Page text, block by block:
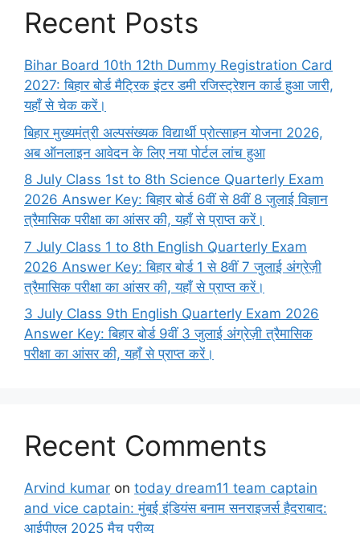
Recent Posts
Bihar Board 10th 12th Dummy Registration Card
2027: बिहार बोर्ड मैट्रिक इंटर डमी रजिस्ट्रेशन कार्ड हुआ जारी,
यहाँ से चेक करें।
बिहार मुख्यमंत्री अल्पसंख्यक विद्यार्थी प्रोत्साहन योजना 2026,
अब ऑनलाइन आवेदन के लिए नया पोर्टल लांच हुआ
8 July Class 1st to 8th Science Quarterly Exam
2026 Answer Key: बिहार बोर्ड 6वीं से 8वीं 8 जुलाई विज्ञान
त्रैमासिक परीक्षा का आंसर की, यहाँ से प्राप्त करें।
7 July Class 1 to 8th English Quarterly Exam
2026 Answer Key: बिहार बोर्ड 1 से 8वीं 7 जुलाई अंग्रेज़ी
त्रैमासिक परीक्षा का आंसर की, यहाँ से प्राप्त करें।
3 July Class 9th English Quarterly Exam 2026
Answer Key: बिहार बोर्ड 9वीं 3 जुलाई अंग्रेज़ी त्रैमासिक
परीक्षा का आंसर की, यहाँ से प्राप्त करें।
Recent Comments
Arvind kumar on today dream11 team captain
and vice captain: मुंबई इंडियंस बनाम सनराइजर्स हैदराबाद:
आईपीएल 2025 मैच प्रीव्यू